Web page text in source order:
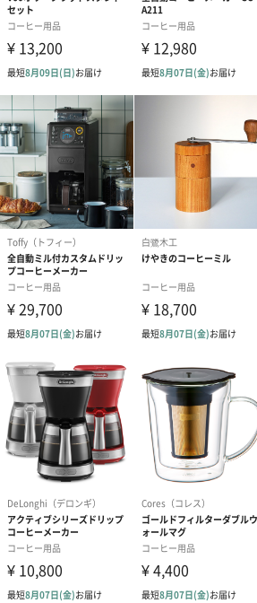
あり（280円）
メッセージカード（通常・写真・グリ
誕生日や結婚祝い・出産祝いなど、様々な
ードを同梱します。
メッセージカードや封筒のデザインは一
す。
写真付きメッセージカ
ード（680円）
写真付きメッセ
ード（Thank
ンク（680円）
包装紙
包装紙でラッピングを施してお届けいたし